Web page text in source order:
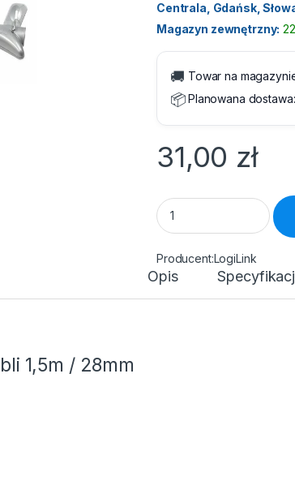
Centrala, Gdańsk,
Magazyn zewnętrzny:
🚚 Towar na
📦Planowana
31,00 zł
Organizer kabli
LogiLink
Opis
1,5m / 28mm